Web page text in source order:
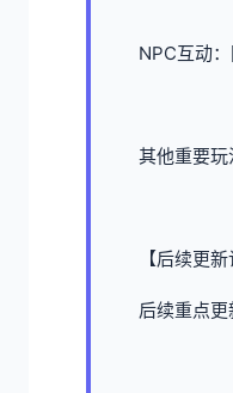
NPC互动
其他重要
【后续更新
后续重点